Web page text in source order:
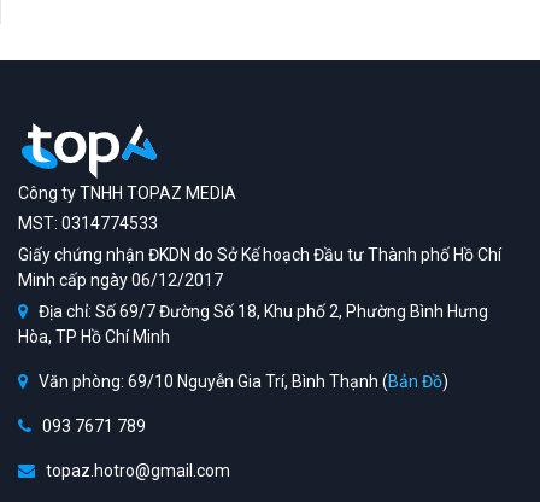
Công ty TNHH TOPAZ MEDIA
MST: 0314774533
Giấy chứng nhận ĐKDN do Sở Kế hoạch Đầu tư Thành phố Hồ Chí
Minh cấp ngày 06/12/2017
Địa chỉ: Số 69/7 Đường Số 18, Khu phố 2, Phường Bình Hưng
Hòa, TP Hồ Chí Minh
Văn phòng: 69/10 Nguyễn Gia Trí, Bình Thạnh (Bản Đồ)
093 7671 789
topaz.hotro@gmail.com